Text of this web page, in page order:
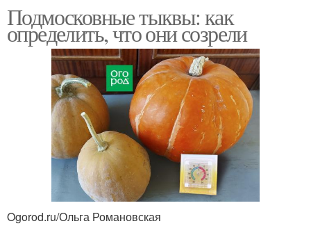
Подмосковные тыквы: как
определить, что они созрели
Ogorod.ru/Ольга Романовская